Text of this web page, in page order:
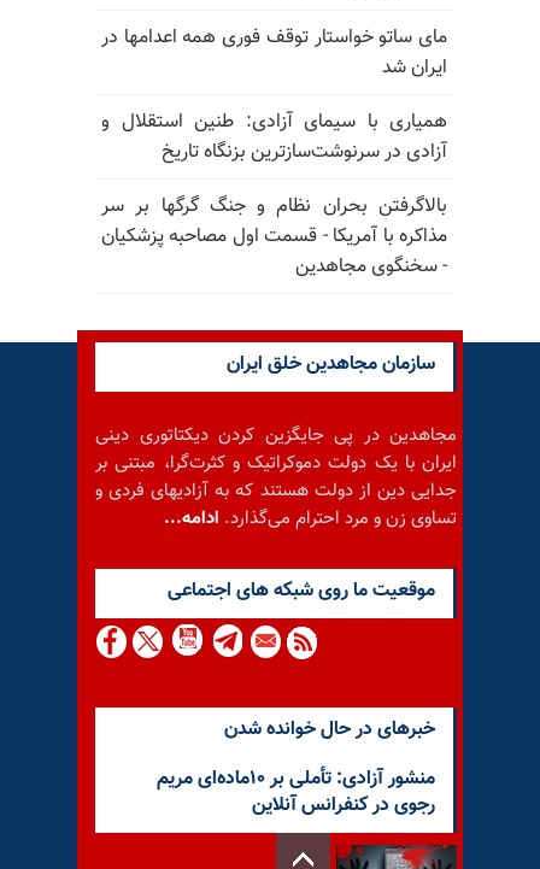
مای ساتو خواستار توقف فوری همه اعدامها در
ایران شد
همیاری با سیمای آزادی: طنین استقلال و
آزادی در سرنوشت‌سازترین بزنگاه تاریخ
بالا‌گرفتن بحران نظام و جنگ گرگها بر سر
مذاکره با آمریکا - قسمت اول مصاحبه پزشکیان
- سخنگوی مجاهدین
سازمان مجاهدین خلق ایران
مجاهدین در پی جایگزین کردن دیکتاتوری دینی
ایران با یک دولت دموکراتیک و کثرت‌گرا، مبتنی بر
جدایی دین از دولت هستند که به آزادیهای فردی و
تساوی زن و مرد احترام می‌گذارد. ادامه...
موقعيت ما روى شبكه هاى اجتماعى
خبرهای در حال خوانده شدن
منشور آزادی: تأملی بر ۱۰ماده‌ای مریم
رجوی در کنفرانس آنلاین